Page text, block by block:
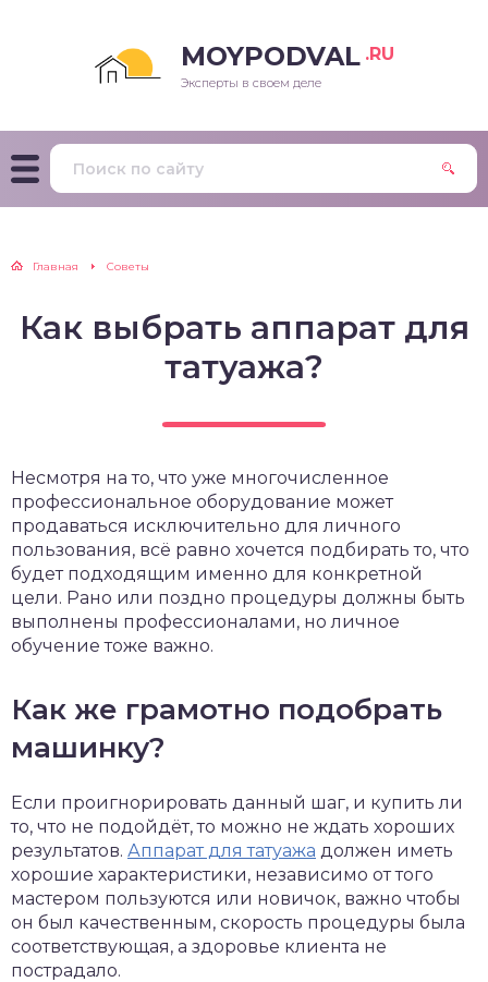
MOYPODVAL .RU
Эксперты в своем деле
Главная Советы
Как выбрать аппарат для
татуажа?
Несмотря на то, что уже многочисленное
профессиональное оборудование может
продаваться исключительно для личного
пользования, всё равно хочется подбирать то, что
будет подходящим именно для конкретной
цели. Рано или поздно процедуры должны быть
выполнены профессионалами, но личное
обучение тоже важно.
Как же грамотно подобрать
машинку?
Если проигнорировать данный шаг, и купить ли
то, что не подойдёт, то можно не ждать хороших
результатов. Аппарат для татуажа должен иметь
хорошие характеристики, независимо от того
мастером пользуются или новичок, важно чтобы
он был качественным, скорость процедуры была
соответствующая, а здоровье клиента не
пострадало.